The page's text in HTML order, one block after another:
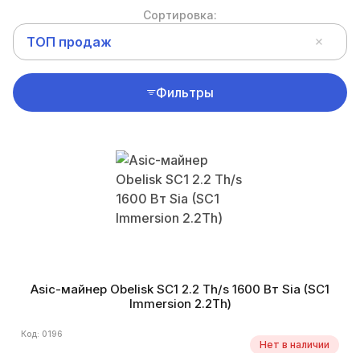
Сортировка:
ТОП продаж
Фильтры
Asic-майнер Obelisk SC1 2.2 Th/s 1600 Вт Sia (SC1
Immersion 2.2Th)
Код: 0196
Нет в наличии